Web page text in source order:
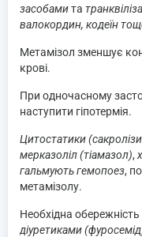
засобамита
валокордин, кодеїн
Метамізол зменшує
крові.
При одночасному
наступити гіпотермія.
Цитостатики
мерказоліл (тіамазол),
гальмують гемопоез,
метамізолу.
Необхідна
діуретиками